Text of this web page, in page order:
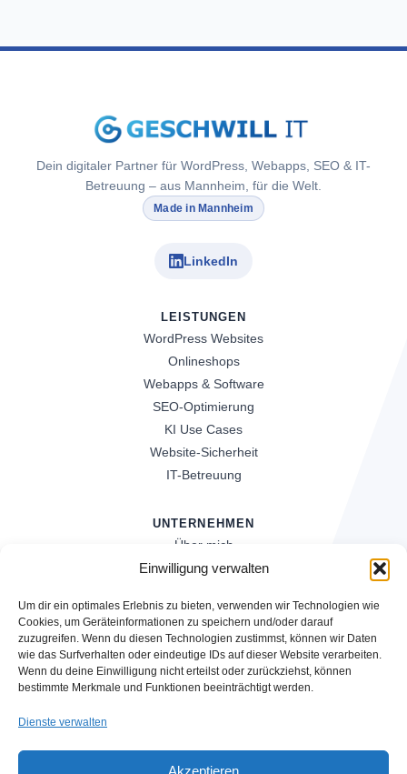
Einwilligung verwalten
Um dir ein optimales Erlebnis zu bieten, verwenden wir Technologien wie
Cookies, um Geräteinformationen zu speichern und/oder darauf
zuzugreifen. Wenn du diesen Technologien zustimmst, können wir Daten
wie das Surfverhalten oder eindeutige IDs auf dieser Website verarbeiten.
Wenn du deine Einwilligung nicht erteilst oder zurückziehst, können
bestimmte Merkmale und Funktionen beeinträchtigt werden.
Dienste verwalten
Akzeptieren
Dein digitaler Partner für WordPress, Webapps, SEO & IT-
Betreuung – aus Mannheim, für die Welt.
Made in Mannheim
LinkedIn
LEISTUNGEN
WordPress Websites
Onlineshops
Webapps & Software
SEO-Optimierung
KI Use Cases
Website-Sicherheit
IT-Betreuung
UNTERNEHMEN
Über mich
Referenzen
Kontakt
STARTE JETZT
Kostenlose Erstberatung
Zum Kundenportal